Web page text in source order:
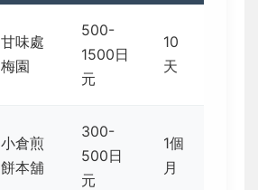
甘味處
梅園
500-
1500日
元
10
天
小倉煎
餅本舖
300-
500日
元
1個
月